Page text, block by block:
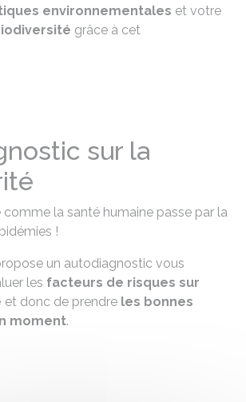
environnementales et votre
grâce à cet
sur la
comme la santé humaine passe par la
!
un autodiagnostic vous
les facteurs de risques sur
et donc de prendre les bonnes
moment.